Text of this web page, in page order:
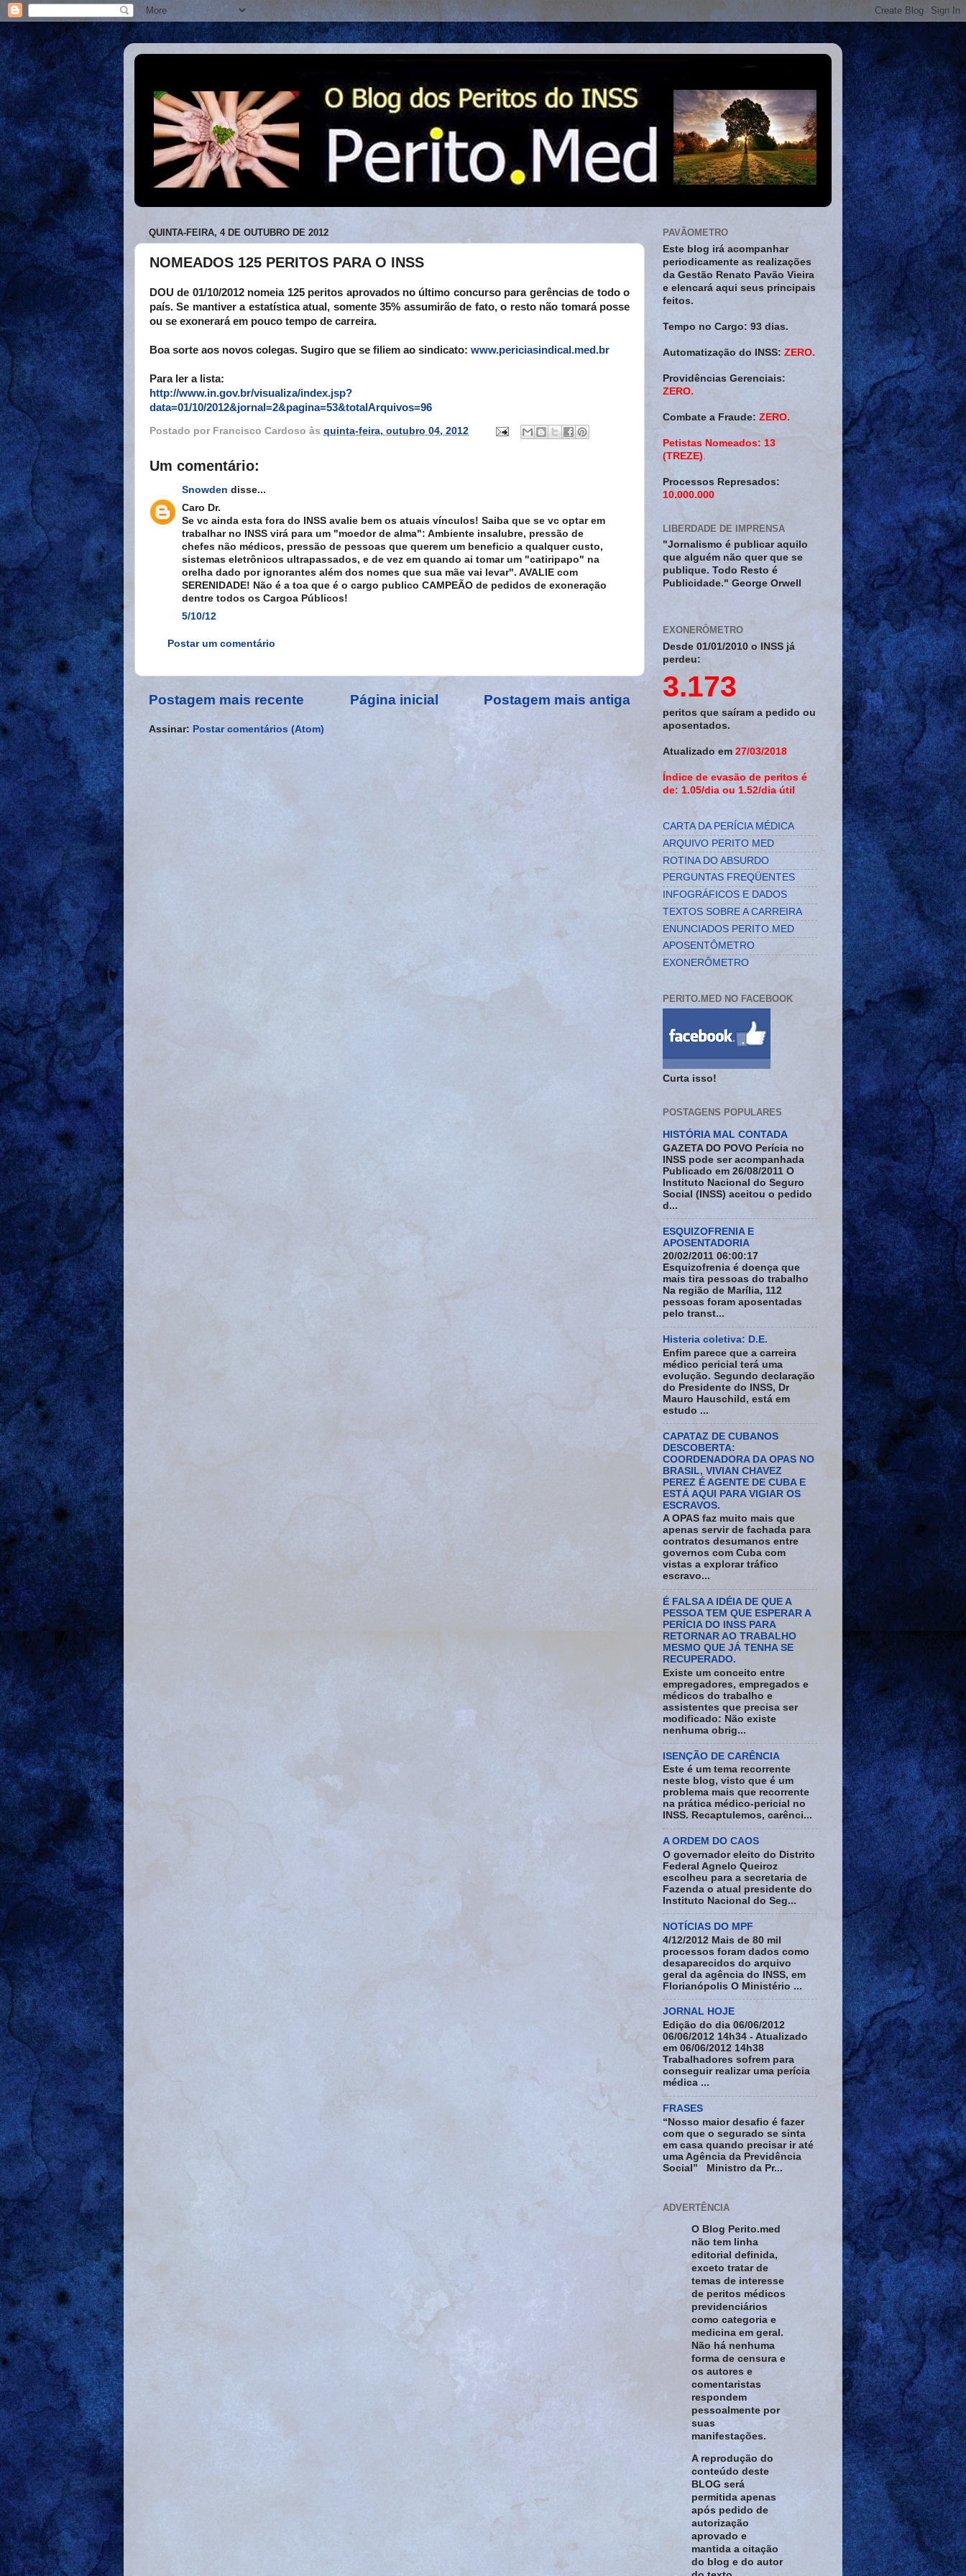
QUINTA-FEIRA, 4 DE OUTUBRO DE 2012
NOMEADOS 125 PERITOS PARA O INSS
DOU de 01/10/2012 nomeia 125 peritos aprovados no último concurso para gerências de todo o
país. Se mantiver a estatística atual, somente 35% assumirão de fato, o resto não tomará posse
ou se exonerará em pouco tempo de carreira.
Boa sorte aos novos colegas. Sugiro que se filiem ao sindicato: www.periciasindical.med.br
Para ler a lista:
http://www.in.gov.br/visualiza/index.jsp?
data=01/10/2012&jornal=2&pagina=53&totalArquivos=96
Postado por Francisco Cardoso às quinta-feira, outubro 04, 2012
Um comentário:
Snowden disse...
Caro Dr.
Se vc ainda esta fora do INSS avalie bem os atuais vínculos! Saiba que se vc optar em
trabalhar no INSS virá para um "moedor de alma": Ambiente insalubre, pressão de
chefes não médicos, pressão de pessoas que querem um beneficio a qualquer custo,
sistemas eletrônicos ultrapassados, e de vez em quando ai tomar um "catiripapo" na
orelha dado por ignorantes além dos nomes que sua mãe vai levar". AVALIE com
SERENIDADE! Não é a toa que é o cargo publico CAMPEÃO de pedidos de exoneração
dentre todos os Cargoa Públicos!
5/10/12
Postar um comentário
Postagem mais recente Postagem mais antiga
Página inicial
Assinar: Postar comentários (Atom)
PAVÃOMETRO
Este blog irá acompanhar
periodicamente as realizações
da Gestão Renato Pavão Vieira
e elencará aqui seus principais
feitos.
Tempo no Cargo: 93 dias.
Automatização do INSS: ZERO.
Providências Gerenciais:
ZERO.
Combate a Fraude: ZERO.
Petistas Nomeados: 13
(TREZE)
Processos Represados:
10.000.000
LIBERDADE DE IMPRENSA
"Jornalismo é publicar aquilo
que alguém não quer que se
publique. Todo Resto é
Publicidade." George Orwell
EXONERÔMETRO
Desde 01/01/2010 o INSS já
perdeu:
3.173
peritos que saíram a pedido ou
aposentados.
Atualizado em 27/03/2018
Índice de evasão de peritos é
de: 1.05/dia ou 1.52/dia útil
CARTA DA PERÍCIA MÉDICA
ARQUIVO PERITO MED
ROTINA DO ABSURDO
PERGUNTAS FREQÜENTES
INFOGRÁFICOS E DADOS
TEXTOS SOBRE A CARREIRA
ENUNCIADOS PERITO.MED
APOSENTÔMETRO
EXONERÔMETRO
PERITO.MED NO FACEBOOK
Curta isso!
POSTAGENS POPULARES
HISTÓRIA MAL CONTADA
GAZETA DO POVO Perícia no
INSS pode ser acompanhada
Publicado em 26/08/2011 O
Instituto Nacional do Seguro
Social (INSS) aceitou o pedido
d...
ESQUIZOFRENIA E
APOSENTADORIA
20/02/2011 06:00:17
Esquizofrenia é doença que
mais tira pessoas do trabalho
Na região de Marília, 112
pessoas foram aposentadas
pelo transt...
Histeria coletiva: D.E.
Enfim parece que a carreira
médico pericial terá uma
evolução. Segundo declaração
do Presidente do INSS, Dr
Mauro Hauschild, está em
estudo ...
CAPATAZ DE CUBANOS
DESCOBERTA:
COORDENADORA DA OPAS NO
BRASIL, VIVIAN CHAVEZ
PEREZ É AGENTE DE CUBA E
ESTÁ AQUI PARA VIGIAR OS
ESCRAVOS.
A OPAS faz muito mais que
apenas servir de fachada para
contratos desumanos entre
governos com Cuba com
vistas a explorar tráfico
escravo...
É FALSA A IDÉIA DE QUE A
PESSOA TEM QUE ESPERAR A
PERÍCIA DO INSS PARA
RETORNAR AO TRABALHO
MESMO QUE JÁ TENHA SE
RECUPERADO.
Existe um conceito entre
empregadores, empregados e
médicos do trabalho e
assistentes que precisa ser
modificado: Não existe
nenhuma obrig...
ISENÇÃO DE CARÊNCIA
Este é um tema recorrente
neste blog, visto que é um
problema mais que recorrente
na prática médico-pericial no
INSS. Recaptulemos, carênci...
A ORDEM DO CAOS
O governador eleito do Distrito
Federal Agnelo Queiroz
escolheu para a secretaria de
Fazenda o atual presidente do
Instituto Nacional do Seg...
NOTÍCIAS DO MPF
4/12/2012 Mais de 80 mil
processos foram dados como
desaparecidos do arquivo
geral da agência do INSS, em
Florianópolis O Ministério ...
JORNAL HOJE
Edição do dia 06/06/2012
06/06/2012 14h34 - Atualizado
em 06/06/2012 14h38
Trabalhadores sofrem para
conseguir realizar uma perícia
médica ...
FRASES
“Nosso maior desafio é fazer
com que o segurado se sinta
em casa quando precisar ir até
uma Agência da Previdência
Social” Ministro da Pr...
ADVERTÊNCIA
O Blog Perito.med
não tem linha
editorial definida,
exceto tratar de
temas de interesse
de peritos médicos
previdenciários
como categoria e
medicina em geral.
Não há nenhuma
forma de censura e
os autores e
comentaristas
respondem
pessoalmente por
suas
manifestações.
A reprodução do
conteúdo deste
BLOG será
permitida apenas
após pedido de
autorização
aprovado e
mantida a citação
do blog e do autor